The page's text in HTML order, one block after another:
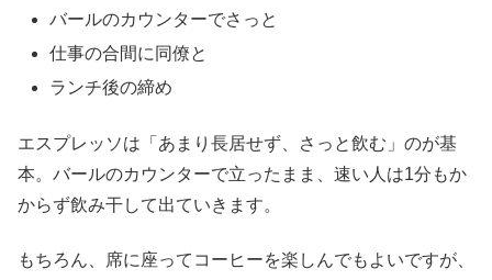
バールのカウンターでさっと
仕事の合間に同僚と
ランチ後の締め
エスプレッソは「あまり長居せず、さっと飲む」のが基
本。バールのカウンターで立ったまま、速い人は1分もか
からず飲み干して出ていきます。
もちろん、席に座ってコーヒーを楽しんでもよいですが、